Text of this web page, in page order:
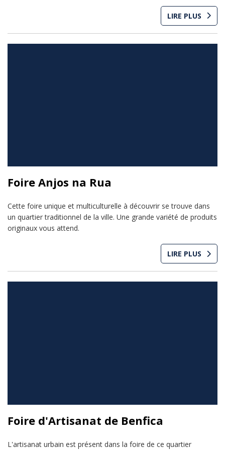
LIRE PLUS
Foire Anjos na Rua
Cette foire unique et multiculturelle à découvrir se trouve dans
un quartier traditionnel de la ville. Une grande variété de produits
originaux vous attend.
LIRE PLUS
Foire d'Artisanat de Benfica
L'artisanat urbain est présent dans la foire de ce quartier